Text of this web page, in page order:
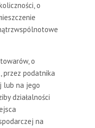
o
o
przez podatnika
lub na jego
działalności
na